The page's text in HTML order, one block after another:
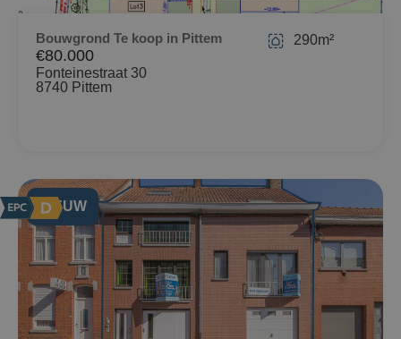
Bouwgrond Te koop in Pittem
€80.000
Fonteinestraat 30
8740 Pittem
290m²
NIEUW